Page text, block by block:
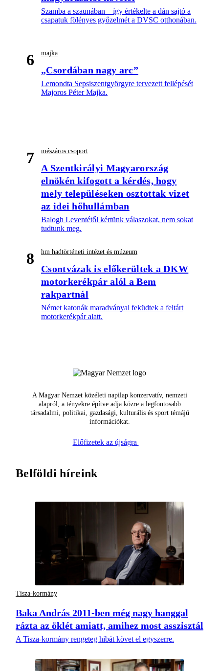
Szamba a szaunában – így értékelte a dán sajtó a
csapatuk fölényes győzelmét a DVSC otthonában.
6 majka
„Csordában nagy arc”
Lemondta Sepsiszentgyörgyre tervezett fellépését
Majoros Péter Majka.
7 mészáros csoport
A Szentkirályi Magyarország
elnökén kifogott a kérdés, hogy
mely településeken osztottak vizet
az idei hőhullámban
Balogh Leventétől kértünk válaszokat, nem sokat
tudtunk meg.
8 hm hadtörténeti intézet és múzeum
Csontvázak is előkerültek a DKW
motorkerékpár alól a Bem
rakpartnál
Német katonák maradványai feküdtek a feltárt
motorkerékpár alatt.
A Magyar Nemzet közéleti napilap konzervatív, nemzeti
alapról, a tényekre építve adja közre a legfontosabb
társadalmi, politikai, gazdasági, kulturális és sport témájú
információkat.
Előfizetek az újságra
Belföldi híreink
Tisza-kormány
Baka András 2011-ben még nagy hanggal
rázta az öklét amiatt, amihez most asszisztál
A Tisza-kormány rengeteg hibát követ el egyszerre.